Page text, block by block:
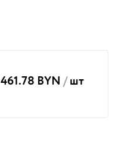
461.78 BYN /шт